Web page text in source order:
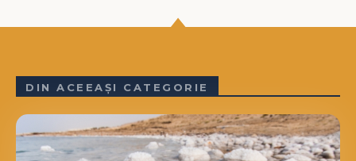
DIN ACEEAȘI CATEGORIE